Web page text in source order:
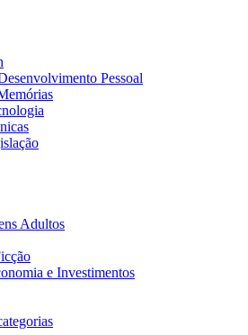
Pessoal
Adultos
e Investimentos